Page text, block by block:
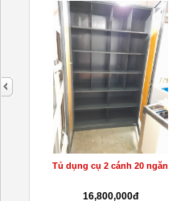
dụng cụ 2 cánh 20 ngăn
next